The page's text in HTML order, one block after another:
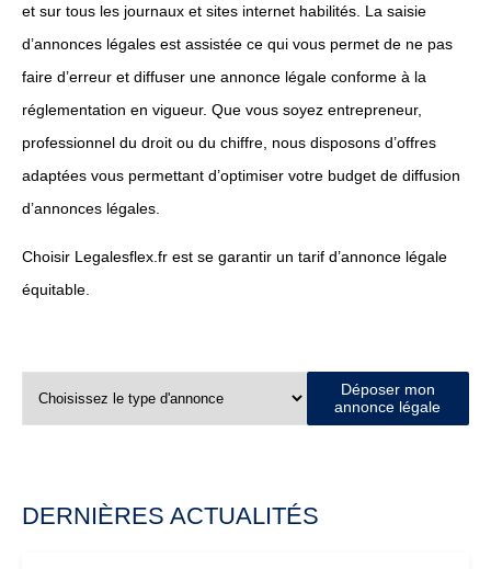
et sur tous les journaux et sites internet habilités. La saisie
d’annonces légales est assistée ce qui vous permet de ne pas
faire d’erreur et diffuser une annonce légale conforme à la
réglementation en vigueur. Que vous soyez entrepreneur,
professionnel du droit ou du chiffre, nous disposons d’offres
adaptées vous permettant d’optimiser votre budget de diffusion
d’annonces légales.
Choisir Legalesflex.fr est se garantir un tarif d’annonce légale
équitable.
Déposer mon
annonce légale
DERNIÈRES ACTUALITÉS